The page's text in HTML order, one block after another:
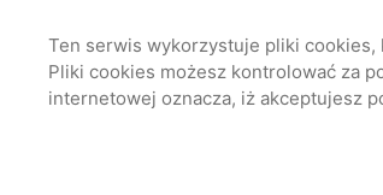
Ten serwis wykorzystuje pliki
Pliki cookies możesz kontrolować za
internetowej oznacza, iż akceptujesz